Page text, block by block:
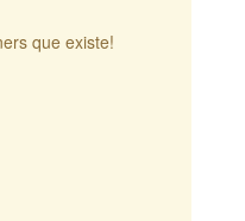
que existe!